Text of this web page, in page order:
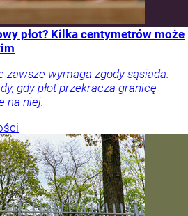
płot? Kilka centymetrów może
zawsze wymaga zgody sąsiada.
gdy płot przekracza granicę
na niej.